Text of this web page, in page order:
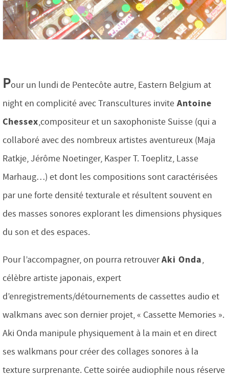
Pour un lundi de Pentecôte autre, Eastern Belgium at
night en complicité avec Transcultures invite Antoine
Chessex,compositeur et un saxophoniste Suisse (qui a
collaboré avec des nombreux artistes aventureux (Maja
Ratkje, Jérôme Noetinger, Kasper T. Toeplitz, Lasse
Marhaug…) et dont les compositions sont caractérisées
par une forte densité texturale et résultent souvent en
des masses sonores explorant les dimensions physiques
du son et des espaces.
Pour l’accompagner, on pourra retrouverAki Onda,
célèbre artiste japonais, expert
d’enregistrements/détournements de cassettes audio et
walkmans avec son dernier projet, « Cassette Memories ».
Aki Onda manipule physiquement à la main et en direct
ses walkmans pour créer des collages sonores à la
texture surprenante. Cette soirée audiophile nous réserve